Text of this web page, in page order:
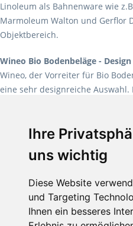
Ihre
uns wichtig
Diese Website
und Targeting
Ihnen ein besseres
Linoleum als Bahnenware wie
Marmoleum Walton und Gerflor
Objektbereich.
Wineo Bio Bodenbeläge -
Wineo, der Vorreiter für Bio
eine sehr designreiche
Weichmacher und
Verlegearten ist er für jegliche
Empfehlung:Wineo 1000 Multi
Teppiche für ein angenehmes
machen
Teppich in Ihrem gewünschten
60cm. Vor allem in
Oberfläche ein sehr beliebter